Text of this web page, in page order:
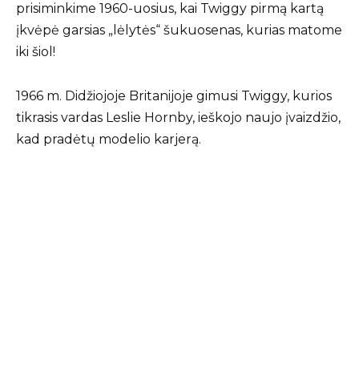
prisiminkime 1960-uosius, kai Twiggy pirmą kartą
įkvėpė garsias „lėlytės“ šukuosenas, kurias matome
iki šiol!
1966 m. Didžiojoje Britanijoje gimusi Twiggy, kurios
tikrasis vardas Leslie Hornby, ieškojo naujo įvaizdžio,
kad pradėtų modelio karjerą.